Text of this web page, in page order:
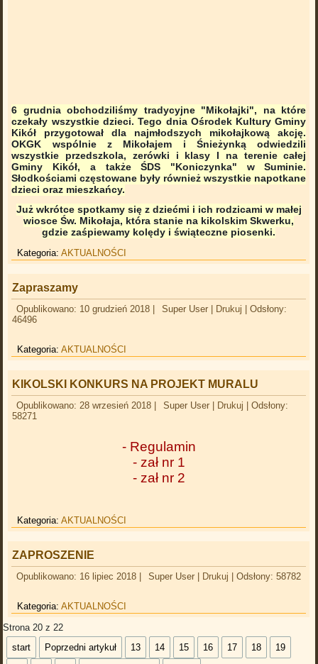
6 grudnia obchodziliśmy tradycyjne "Mikołajki", na które
czekały wszystkie dzieci. Tego dnia Ośrodek Kultury Gminy
Kikół przygotował dla najmłodszych mikołajkową akcję.
OKGK wspólnie z Mikołajem i Śnieżynką odwiedzili
wszystkie przedszkola, zerówki i klasy I na terenie całej
Gminy Kikół, a także ŚDS "Koniczynka" w Suminie.
Słodkościami częstowane były również wszystkie napotkane
dzieci oraz mieszkańcy.
Już wkrótce spotkamy się z dziećmi i ich rodzicami w małej
wiosce Św. Mikołaja, która stanie na kikolskim Skwerku,
gdzie zaśpiewamy kolędy i świąteczne piosenki.
Kategoria:AKTUALNOŚCI
Zapraszamy
Opublikowano: 10 grudzień 2018 Super User Drukuj |Odsłony:
46496
Kategoria:AKTUALNOŚCI
KIKOLSKI KONKURS NA PROJEKT MURALU
Opublikowano: 28 wrzesień 2018 Super User Drukuj |Odsłony:
58271
- Regulamin
- zał nr 1
- zał nr 2
Kategoria:AKTUALNOŚCI
ZAPROSZENIE
Opublikowano: 16 lipiec 2018 Super User Drukuj |Odsłony: 58782
Kategoria:AKTUALNOŚCI
Strona 20 z 22
start
Poprzedni artykuł 13 14 15 16 17 18 19